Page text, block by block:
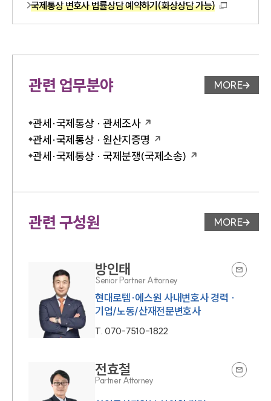
국제통상 변호사 법률상담 예약하기(화상상담 가능)
관련 업무분야 업무분야
MORE
관세·국제통상 · 관세조사
관세·국제통상 · 원산지증명
관세·국제통상 · 국제분쟁(국제소송)
관련 구성원 변호사 페
MORE
방인태
Senior Partner Attorney
현대로템·에스원 사내변호사 경력 ·
기업/노동/산재전문변호사
T.070-7510-1822
전효철
Partner Attorney